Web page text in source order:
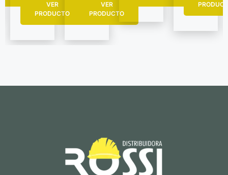
VER
PRODUCTO
VER
PRODUCTO